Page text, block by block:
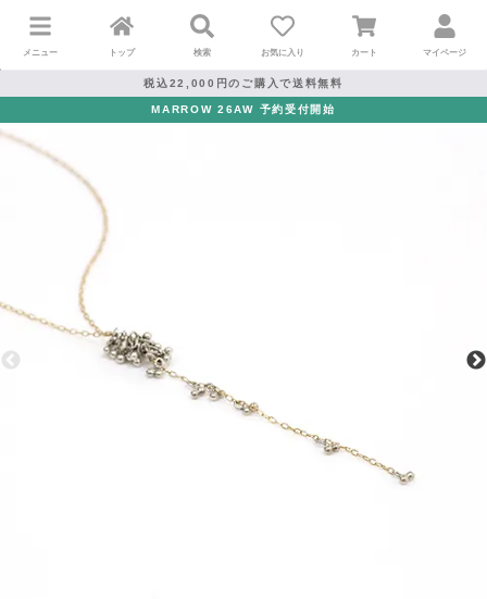
メニュー トップ 検索 お気に入り カート マイページ
税込22,000円のご購入で送料無料
MARROW 26AW 予約受付開始